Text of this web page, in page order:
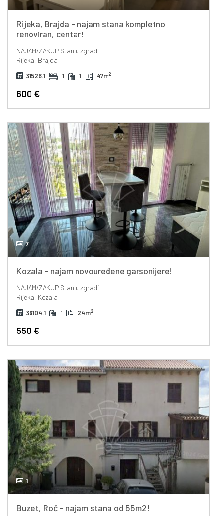
Rijeka, Brajda - najam stana kompletno
renoviran, centar!
NAJAM/ZAKUPStan u zgradi
Rijeka, Brajda
31526.1 1 1 47m2
600 €
7
Kozala - najam novouređene garsonijere!
NAJAM/ZAKUPStan u zgradi
Rijeka, Kozala
36104.1 1 24m2
550 €
1
Buzet, Roč - najam stana od 55m2!